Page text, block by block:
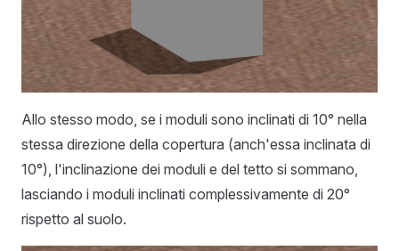
Allo stesso modo, se i moduli sono inclinati di 10° nella
stessa direzione della copertura (anch'essa inclinata di
10°), l'inclinazione dei moduli e del tetto si sommano,
lasciando i moduli inclinati complessivamente di 20°
rispetto al suolo.